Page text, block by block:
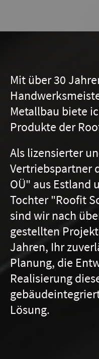
Mit über 30
Metallbau biete
Produkte der
Als lizensierter
Vertriebspartner
OÜ" aus Estland
Tochter "Roofit
sind wir nach
gestellten
Jahren, Ihr
Planung, die
Realisierung
geb
Lösung.